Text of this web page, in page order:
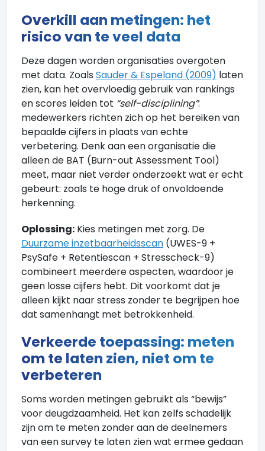
Overkill aan metingen: het
risico van te veel data
Deze dagen worden organisaties overgoten
met data. Zoals Sauder & Espeland (2009) laten
zien, kan het overvloedig gebruik van rankings
en scores leiden tot “self-disciplining”:
medewerkers richten zich op het bereiken van
bepaalde cijfers in plaats van echte
verbetering. Denk aan een organisatie die
alleen de BAT (Burn-out Assessment Tool)
meet, maar niet verder onderzoekt wat er echt
gebeurt: zoals te hoge druk of onvoldoende
herkenning.
Oplossing: Kies metingen met zorg. De
Duurzame inzetbaarheidsscan (UWES-9 +
PsySafe + Retentiescan + Stresscheck-9)
combineert meerdere aspecten, waardoor je
geen losse cijfers hebt. Dit voorkomt dat je
alleen kijkt naar stress zonder te begrijpen hoe
dat samenhangt met betrokkenheid.
Verkeerde toepassing: meten
om te laten zien, niet om te
verbeteren
Soms worden metingen gebruikt als “bewijs”
voor deugdzaamheid. Het kan zelfs schadelijk
zijn om te meten zonder aan de deelnemers
van een survey te laten zien wat ermee gedaan